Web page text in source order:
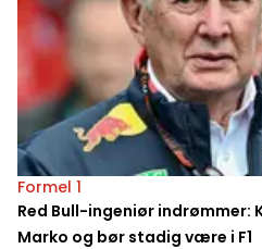
Formel 1
Red Bull-ingeniør indrømmer:
Marko og bør stadig være i F1